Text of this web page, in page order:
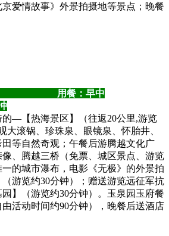
爱情故事》外景拍摄地等景点；晚餐
用餐：早中
—【热海景区】（往返20公里,游览
大滚锅、珍珠泉、眼镜泉、怀胎井、
等自然奇观；午餐后游腾越文化广
、腾越三桥（免票、城区景点、游览
的城市瀑布，电影《无极》的外景拍
游览约30分钟）；赠送游览远征军抗
】（游览约30分钟）。玉泉园玉府餐
活动时间约90分钟），晚餐后送酒店